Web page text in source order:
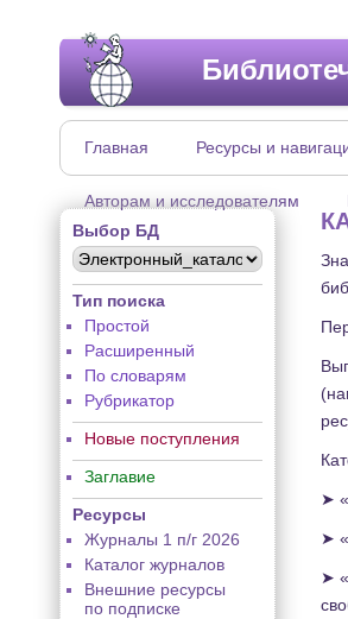
Главная Ресурсы и
Авторам и исследователям
Выбор БД
Тип поиска
Простой
Расширенный
По словарям
Рубрикатор
Новые поступления
Заглавие
Ресурсы
Журналы 1 п/г 2026
Каталог журналов
Внешние ресурсы
по подписке
➤
➤
➤